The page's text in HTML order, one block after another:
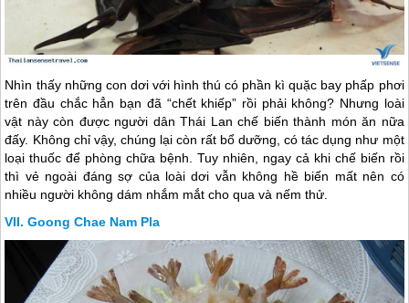
Nhìn thấy những con dơi với hình thú có phần kì quặc bay phấp phơi
trên đầu chắc hẳn bạn đã “chết khiếp” rồi phải không? Nhưng loài
vật này còn được người dânThái Lan chế biến thành món ăn nữa
đấy. Không chỉ vậy, chúng lại còn rất bổ dưỡng, có tác dụng như một
loại thuốc để phòng chữa bệnh. Tuy nhiên, ngay cả khi chế biến rồi
thì vẻ ngoài đáng sợ của loài dơi vẫn không hề biến mất nên có
nhiều người không dám nhắm mắt cho qua và nếm thử.
Goong Chae Nam Pla